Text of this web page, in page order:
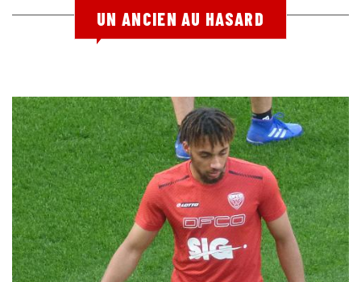
UN ANCIEN AU HASARD